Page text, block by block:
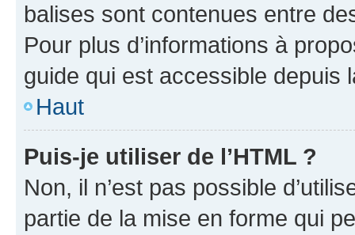
balises sont contenues entre
Pour plus d’informations à
guide qui est accessible depuis
Haut
Puis-je utiliser de l’HTML ?
Non, il n’est pas possible
partie de la mise en forme qui